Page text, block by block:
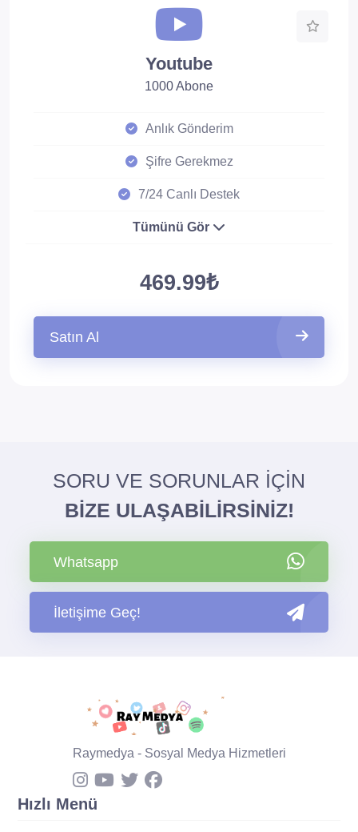
Youtube
1000 Abone
Anlık Gönderim
Şifre Gerekmez
7/24 Canlı Destek
Tümünü Gör
469.99₺
Satın Al
SORU VE SORUNLAR İÇİN
BİZE ULAŞABİLİRSİNİZ!
Whatsapp
İletişime Geç!
Raymedya - Sosyal Medya Hizmetleri
Hızlı Menü